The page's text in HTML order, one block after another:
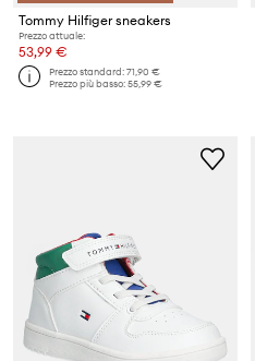
Tommy Hilfiger sneakers
Prezzo attuale:
53,99 €
Prezzo standard:71,90 €
Prezzo più basso:55,99 €